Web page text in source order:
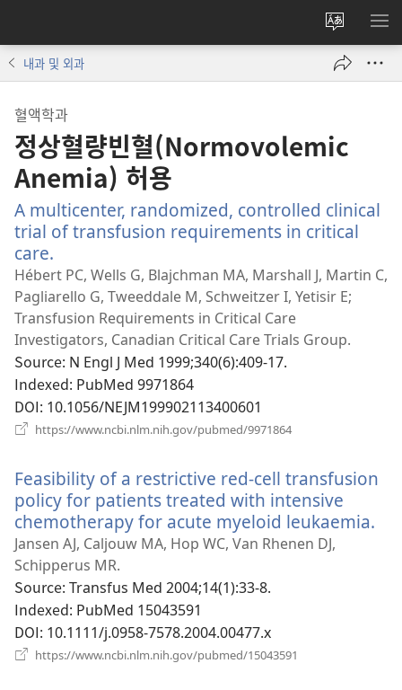
사이트
언어
변경
메
내과 및 외과
혈액학과
정상혈량빈혈(Normovolemic
Anemia) 허용
A multicenter, randomized, controlled clinical
trial of transfusion requirements in critical
care.
로
운
창
열
기)
Hébert PC, Wells G, Blajchman MA, Marshall J, Martin C,
Pagliarello G, Tweeddale M, Schweitzer I, Yetisir E;
Transfusion Requirements in Critical Care
Investigators, Canadian Critical Care Trials Group.
Source‎: N Engl J Med 1999;340(6):409-17.
Indexed‎: PubMed 9971864
DOI‎: 10.1056/NEJM199902113400601
https://www.ncbi.nlm.nih.gov/pubmed/9971864
창
열
기)
Feasibility of a restrictive red-cell transfusion
policy for patients treated with intensive
chemotherapy for acute myeloid leukaemia.
Jansen AJ, Caljouw MA, Hop WC, Van Rhenen DJ,
Schipperus MR.
Source‎: Transfus Med 2004;14(1):33-8.
Indexed‎: PubMed 15043591
DOI‎: 10.1111/j.0958-7578.2004.00477.x
https://www.ncbi.nlm.nih.gov/pubmed/15043591